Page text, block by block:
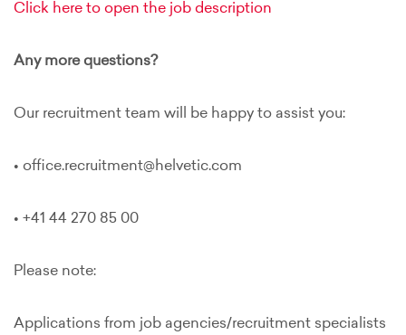
Click here to open the job description
Any more questions?
Our recruitment team will be happy to assist you:
• office.recruitment@helvetic.com
• +41 44 270 85 00
Please note:
Applications from job agencies/recruitment specialists